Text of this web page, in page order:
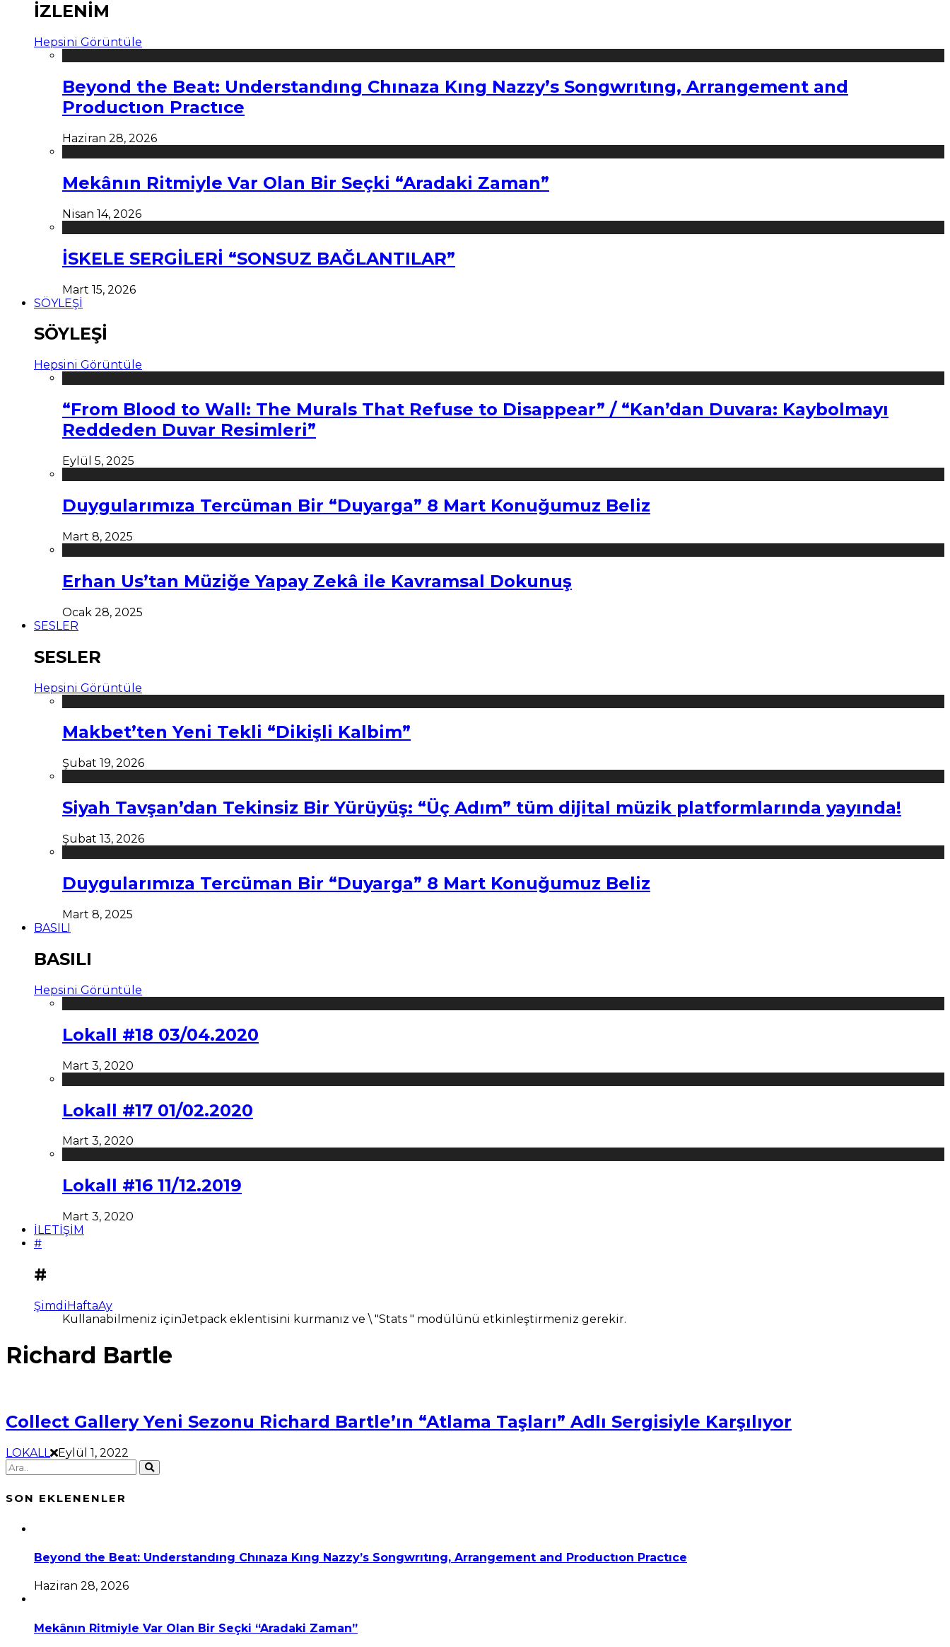
İZLENİM
Hepsini Görüntüle
Beyond the Beat: Understandıng Chınaza Kıng Nazzy’s Songwrıtıng, Arrangement and
Productıon Practıce
Haziran 28, 2026
Mekânın Ritmiyle Var Olan Bir Seçki “Aradaki Zaman”
Nisan 14, 2026
İSKELE SERGİLERİ “SONSUZ BAĞLANTILAR”
Mart 15, 2026
SÖYLEŞİ
SÖYLEŞİ
Hepsini Görüntüle
“From Blood to Wall: The Murals That Refuse to Disappear” / “Kan’dan Duvara: Kaybolmayı
Reddeden Duvar Resimleri”
Eylül 5, 2025
Duygularımıza Tercüman Bir “Duyarga” 8 Mart Konuğumuz Beliz
Mart 8, 2025
Erhan Us’tan Müziğe Yapay Zekâ ile Kavramsal Dokunuş
Ocak 28, 2025
SESLER
SESLER
Hepsini Görüntüle
Makbet’ten Yeni Tekli “Dikişli Kalbim”
Şubat 19, 2026
Siyah Tavşan’dan Tekinsiz Bir Yürüyüş: “Üç Adım” tüm dijital müzik platformlarında yayında!
Şubat 13, 2026
Duygularımıza Tercüman Bir “Duyarga” 8 Mart Konuğumuz Beliz
Mart 8, 2025
BASILI
BASILI
Hepsini Görüntüle
Lokall #18 03/04.2020
Mart 3, 2020
Lokall #17 01/02.2020
Mart 3, 2020
Lokall #16 11/12.2019
Mart 3, 2020
İLETİŞİM
#
#
ŞimdiHaftaAy
Kullanabilmeniz içinJetpack eklentisini kurmanız ve \ "Stats " modülünü etkinleştirmeniz gerekir.
Richard Bartle
Collect Gallery Yeni Sezonu Richard Bartle’ın “Atlama Taşları” Adlı Sergisiyle Karşılıyor
LOKALL Eylül 1, 2022
SON EKLENENLER
Beyond the Beat: Understandıng Chınaza Kıng Nazzy’s Songwrıtıng, Arrangement and Productıon Practıce
Haziran 28, 2026
Mekânın Ritmiyle Var Olan Bir Seçki “Aradaki Zaman”